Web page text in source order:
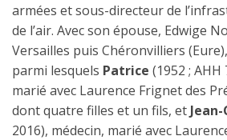
armées et sous-directeur de
de l’air. Avec son épouse, Edwige
Versailles puis Chéronvilliers
parmi lesquels Patrice (1952 ;
marié avec Laurence Frignet des
dont quatre filles et un fils, et
2016), médecin, marié avec